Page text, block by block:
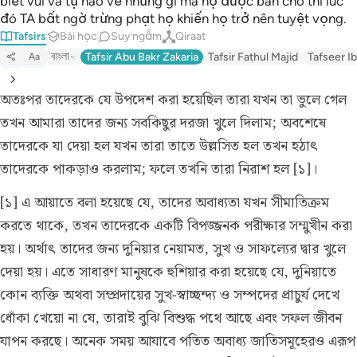
đó TA bất ngờ trừng phạt họ khiến họ trở nên tuyệt vọng.
Tafsirs Bài học Suy ngẫm Qiraat
Aa বাংলা Tafsir Abu Bakr Zakaria Tafsir Fathul Majid Tafseer
অতঃপর তাদেরকে যে উপদেশ করা হয়েছিল তারা যখন তা ভুলে গেল
তখন আমারা তাদের জন্য সবকিছুর দরজা খুলে দিলাম; অবশেষে
তাদেরকে যা দেয়া হল যখন তারা তাতে উল্লসিত হল তখন হঠাৎ
তাদেরকে পাকড়াও করলাম; ফলে তখনি তারা নিরাশ হল [১]।
[১] এ আয়াতে বলা হয়েছে যে, তাদের অবাধ্যতা যখন সীমাতিক্রম
করতে থাকে, তখন তাদেরকে একটি বিপজ্জনক পরীক্ষার সম্মুখীন করা
হয়। অর্থাৎ তাদের জন্য দুনিয়ার নেয়ামত, সুখ ও সাফল্যের দ্বার খুলে
দেয়া হয়। এতে সাধারণ মানুষকে হুশিয়ার করা হয়েছে যে, দুনিয়াতে
কোন ব্যক্তি অথবা সম্প্রদায়ের সুখ-স্বাচ্ছন্দ্য ও সম্পদের প্রাচুর্য দেখে
ধোঁকা খেয়ো না যে, তারাই বুঝি বিশুদ্ধ পথে আছে এবং সফল জীবন
যাপন করছে। অনেক সময় আযাবে পতিত অবাধ্য জাতিসমূহেরও এরূপ